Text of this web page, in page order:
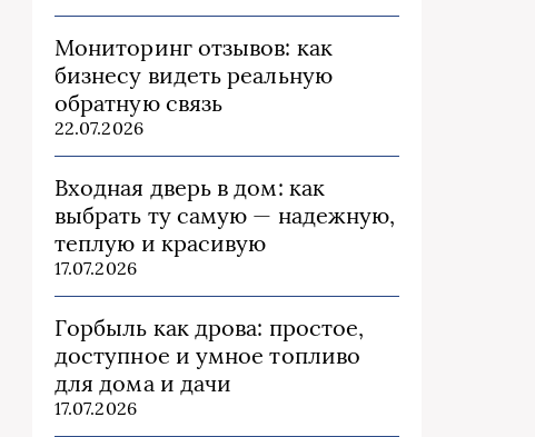
Мониторинг отзывов: как
бизнесу видеть реальную
обратную связь
22.07.2026
Входная дверь в дом: как
выбрать ту самую — надежную,
теплую и красивую
17.07.2026
Горбыль как дрова: простое,
доступное и умное топливо
для дома и дачи
17.07.2026